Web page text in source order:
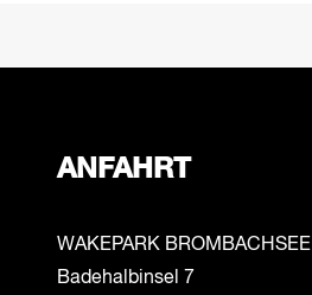
ANFAHRT
WAKEPARK BROMBACHSEE
Badehalbinsel 7